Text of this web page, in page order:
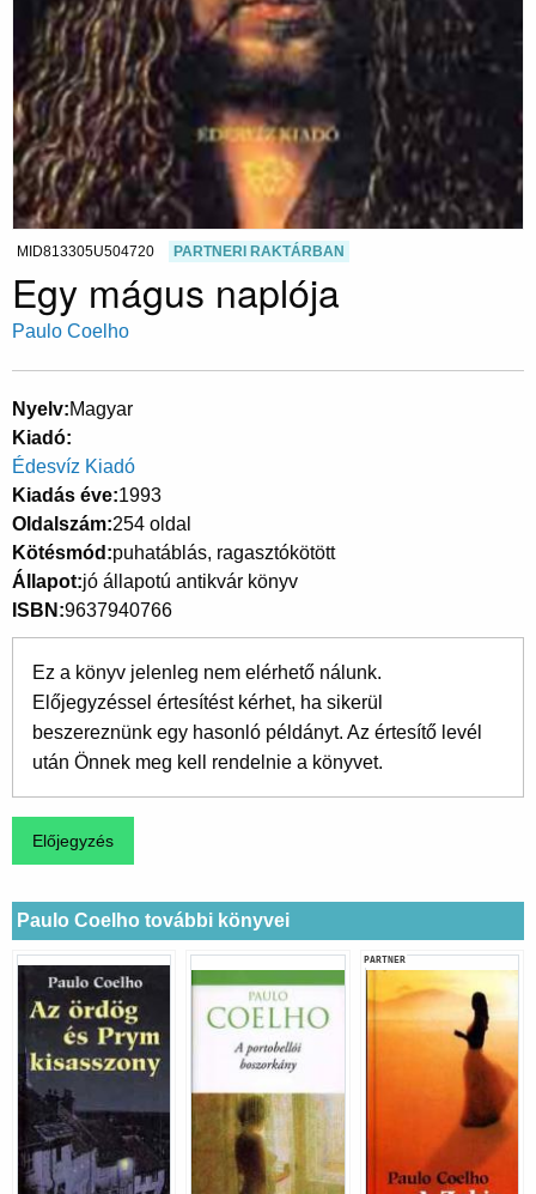
MID813305U504720 PARTNERI RAKTÁRBAN
Egy mágus naplója
Paulo Coelho
Nyelv Magyar
Kiadó
Édesvíz Kiadó
Kiadás éve 1993
Oldalszám 254 oldal
Kötésmód puhatáblás, ragasztókötött
Állapot jó állapotú antikvár könyv
ISBN 9637940766
Ez a könyv jelenleg nem elérhető nálunk.
Előjegyzéssel értesítést kérhet, ha sikerül
beszereznünk egy hasonló példányt. Az értesítő levél
után Önnek meg kell rendelnie a könyvet.
Paulo Coelho további könyvei
PARTNER